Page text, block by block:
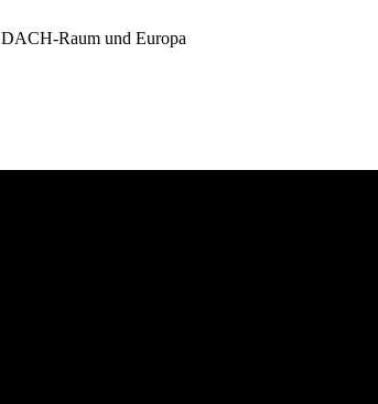
DACH-Raum und Europa